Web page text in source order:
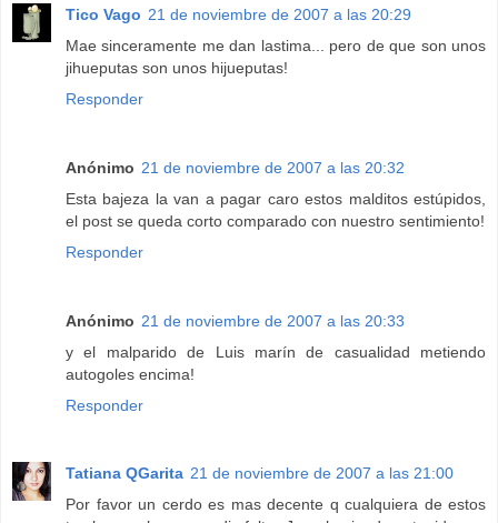
Tico Vago 21 de noviembre de 2007 a las 20:29
Mae sinceramente me dan lastima... pero de que son unos
jihueputas son unos hijueputas!
Responder
Anónimo 21 de noviembre de 2007 a las 20:32
Esta bajeza la van a pagar caro estos malditos estúpidos,
el post se queda corto comparado con nuestro sentimiento!
Responder
Anónimo 21 de noviembre de 2007 a las 20:33
y el malparido de Luis marín de casualidad metiendo
autogoles encima!
Responder
Tatiana QGarita 21 de noviembre de 2007 a las 21:00
Por favor un cerdo es mas decente q cualquiera de estos